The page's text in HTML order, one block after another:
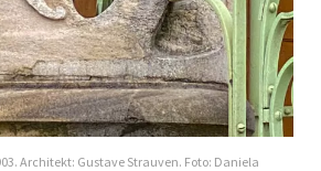
Architekt: Gustave Strauven. Foto: Daniela